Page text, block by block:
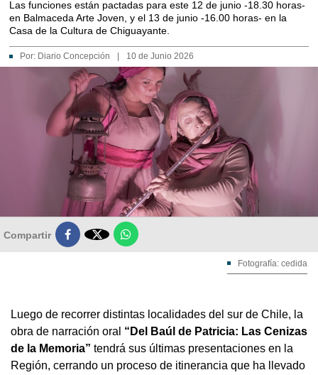
Las funciones están pactadas para este 12 de junio -18.30 horas-
en Balmaceda Arte Joven, y el 13 de junio -16.00 horas- en la
Casa de la Cultura de Chiguayante.
Por: Diario Concepción 10 de Junio 2026
Compartir 
Fotografía: cedida
Luego de recorrer distintas localidades del sur de Chile, la
obra de narración oral “Del Baúl de Patricia: Las Cenizas
de la Memoria” tendrá sus últimas presentaciones en la
Región, cerrando un proceso de itinerancia que ha llevado